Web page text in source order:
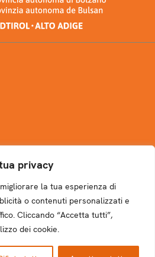
privacy
la tua esperienza di
o contenuti personalizzati e
Cliccando “Accetta tutti”,
dei cookie.